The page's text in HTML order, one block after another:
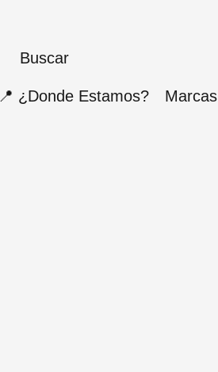
📍 ¿Donde Estamos? Marcas